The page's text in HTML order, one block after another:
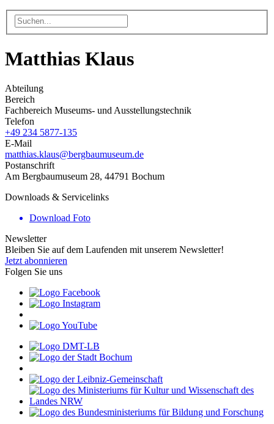
Matthias Klaus
Abteilung
Bereich
Fachbereich Museums- und Ausstellungstechnik
Telefon
+49 234 5877-135
E-Mail
matthias.klaus@bergbaumuseum.de
Postanschrift
Am Bergbaumuseum 28, 44791 Bochum
Downloads & Servicelinks
Download Foto
Newsletter
Bleiben Sie auf dem Laufenden mit unserem Newsletter!
Jetzt abonnieren
Folgen Sie uns